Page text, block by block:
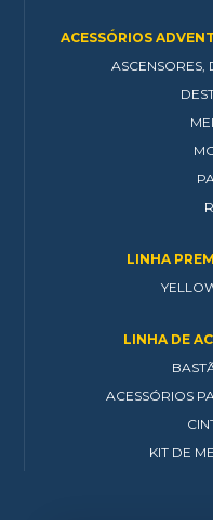
ACESSÓRIOS
ASCENSORES,
LINHA
LINHA DE
ACESSÓRIOS
KIT DE